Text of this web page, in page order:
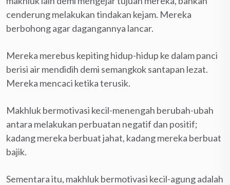
cenderung melakukan tindakan kejam. Mereka
berbohong agar dagangannya lancar.
Mereka merebus kepiting hidup-hidup ke dalam panci
berisi air mendidih demi semangkok santapan lezat.
Mereka mencaci ketika terusik.
Makhluk bermotivasi kecil-menengah berubah-ubah
antara melakukan perbuatan negatif dan positif;
kadang mereka berbuat jahat, kadang mereka berbuat
bajik.
Sementara itu, makhluk bermotivasi kecil-agung adalah